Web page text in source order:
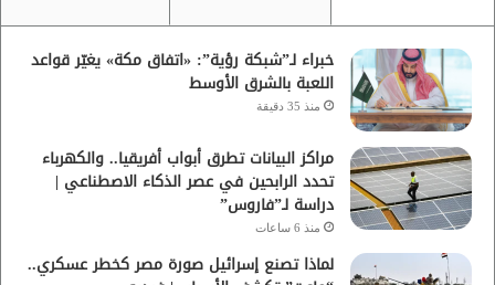
خبراء لـ”شبكة رؤية”: «اتفاق مكة» يغيّر قواعد
اللعبة بالشرق الأوسط
منذ 35 دقيقة
مراكز البيانات تطرق أبواب أفريقيا.. والكهرباء
تحدد الرابحين في عصر الذكاء الاصطناعي |
دراسة لـ”فاروس”
منذ 6 ساعات
لماذا تصنع إسرائيل صورة مصر كخطر عسكري..